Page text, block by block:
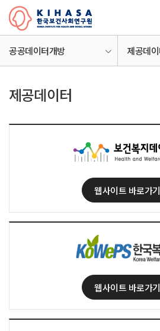
공공데이터개방 제공데
제공데이터
웹사이트 바로가기
웹사이트 바로가기